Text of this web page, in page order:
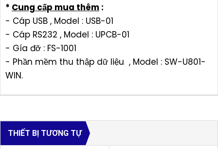
* Cung cấp mua thêm :
- Cáp USB , Model : USB-01
- Cáp RS232 , Model : UPCB-01
- Gía đỡ : FS-1001
- Phần mềm thu thập dữ liệu , Model : SW-U801-
WIN.
THIẾT BỊ TƯƠNG TỰ